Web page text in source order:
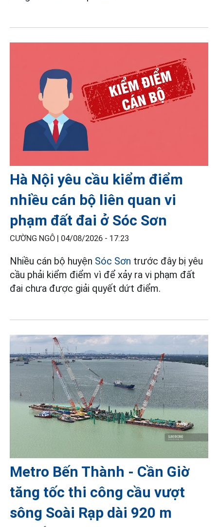
Hà Nội yêu cầu kiểm điểm
nhiều cán bộ liên quan vi
phạm đất đai ở Sóc Sơn
CƯỜNG NGÔ | 04/08/2026 - 17:23
Nhiều cán bộ huyện Sóc Sơn trước đây bị yêu
cầu phải kiểm điểm vì để xảy ra vi phạm đất
đai chưa được giải quyết dứt điểm.
Metro Bến Thành - Cần Giờ
tăng tốc thi công cầu vượt
sông Soài Rạp dài 920 m